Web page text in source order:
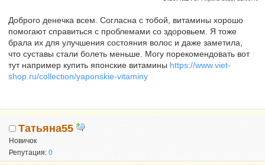
Доброго денечка всем. Согласна с тобой, витамины хорошо
помогают справиться с проблемами со здоровьем. Я тоже
брала их для улучшения состояния волос и даже заметила,
что суставы стали болеть меньше. Могу порекомендовать вот
тут например купить японские витамины https://www.viet-
shop.ru/collection/yaponskie-vitaminy
Татьяна55
Новичок
Репутация:0